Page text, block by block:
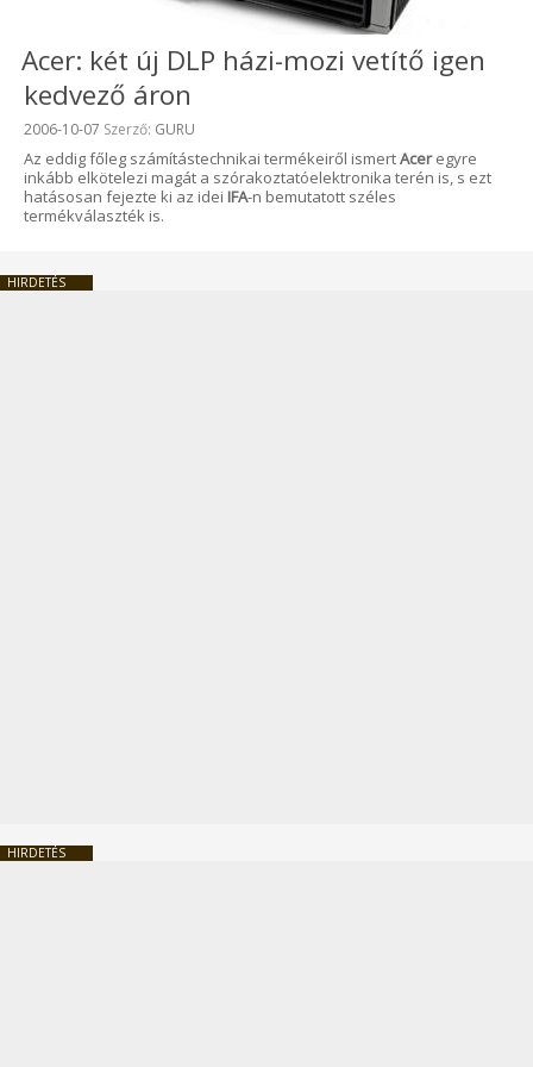
Acer: két új DLP házi-mozi vetítő igen
kedvező áron
Beküldve:
2006-10-07 Szerző: GURU
Az eddig főleg számítástechnikai termékeiről ismertAceregyre
inkább elkötelezi magát a szórakoztatóelektronika terén is, s ezt
hatásosan fejezte ki az idei IFA-n bemutatott széles
termékválaszték is.
HIRDETÉS
HIRDETÉS